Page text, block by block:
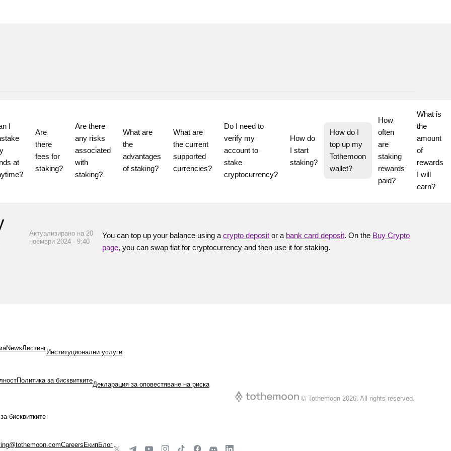
I
at
Are
there
fees for
staking?
Are there
any risks
associated
with
staking?
What are
the
advantages
of staking?
What are
the current
supported
currencies?
Do I need to
verify my
account to
stake
cryptocurrency?
How do
I start
staking?
How do I
top up my
Tothemoon
wallet?
How
often
are
staking
rewards
paid?
What is
the
amount
of
rewards
I will
earn?
Актуализирано на 20
ноември 2024 · 9:40
You can top up your balance using acrypto deposit or a bank card deposit. On the Buy Crypto
page, you can swap fiat for cryptocurrency and then use it for staking.
NewsЛистинг
Институционални услуги
Политика за бисквитките
Декларация за оповестяване на риска
бисквитките
Careers ЕкипБлог
© Tothemoon 2026. All rights reserved.